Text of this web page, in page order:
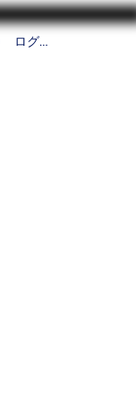
ログイン